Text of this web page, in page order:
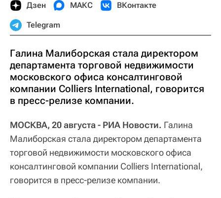
Дзен МАКС ВКонтакте
Telegram
Галина Малиборская стала директором
департамента торговой недвижимости
московского офиса консалтинговой
компании Colliers International, говорится
в пресс-релизе компании.
МОСКВА, 20 августа - РИА Новости. Галина
Малиборская стала директором департамента
торговой недвижимости московского офиса
консалтинговой компании Colliers International,
говорится в пресс-релизе компании.